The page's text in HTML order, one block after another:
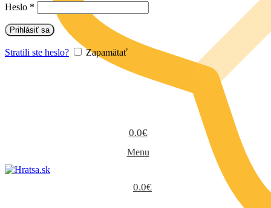
Heslo *
Prihlásiť sa
Stratili ste heslo? Zapamätať
0.0€
Menu
0.0€